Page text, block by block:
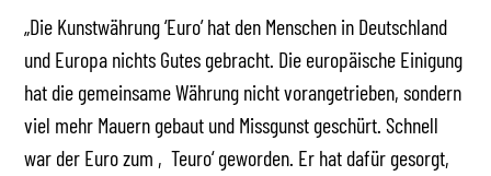
„Die Kunstwährung ‘Euro’ hat den Menschen in Deutschland
und Europa nichts Gutes gebracht. Die europäische Einigung
hat die gemeinsame Währung nicht vorangetrieben, sondern
viel mehr Mauern gebaut und Missgunst geschürt. Schnell
war der Euro zum ‚Teuro‘ geworden. Er hat dafür gesorgt,